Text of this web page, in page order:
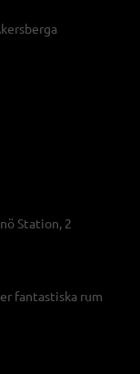
Station, 2
fantastiska rum